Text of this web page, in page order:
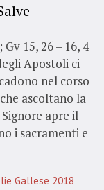
15, 26 – 16, 4
Apostoli ci
nel corso
ascoltano la
apre il
i sacramenti e
Gallese 2018